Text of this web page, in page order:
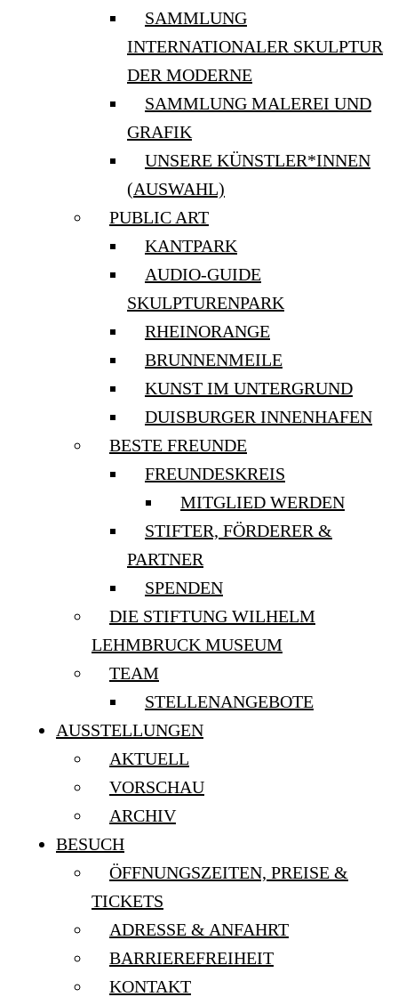
SAMMLUNG
INTERNATIONALER SKULPTUR
DER MODERNE
SAMMLUNG MALEREI UND
GRAFIK
UNSERE KÜNSTLER*INNEN
(AUSWAHL)
PUBLIC ART
KANTPARK
AUDIO-GUIDE
SKULPTURENPARK
RHEINORANGE
BRUNNENMEILE
KUNST IM UNTERGRUND
DUISBURGER INNENHAFEN
BESTE FREUNDE
FREUNDESKREIS
MITGLIED WERDEN
STIFTER, FÖRDERER &
PARTNER
SPENDEN
DIE STIFTUNG WILHELM
LEHMBRUCK MUSEUM
TEAM
STELLENANGEBOTE
AUSSTELLUNGEN
AKTUELL
VORSCHAU
ARCHIV
BESUCH
ÖFFNUNGSZEITEN, PREISE &
TICKETS
ADRESSE & ANFAHRT
BARRIEREFREIHEIT
KONTAKT